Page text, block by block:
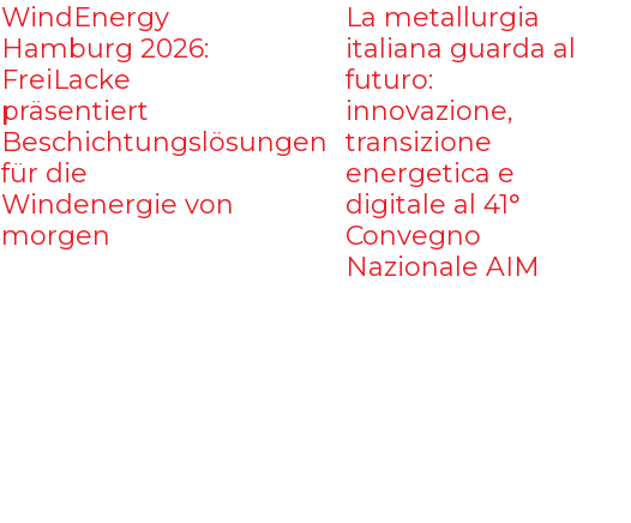
WindEnergy
Hamburg 2026:
FreiLacke
präsentiert
Beschichtungslösungen
für die
Windenergie von
morgen
La metallurgia
italiana guarda al
futuro:
innovazione,
transizione
energetica e
digitale al 41°
Convegno
Nazionale AIM